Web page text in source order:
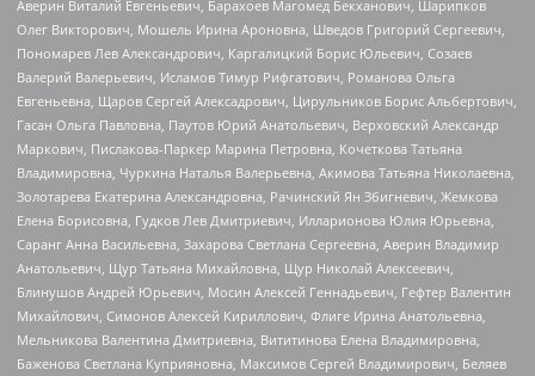
Аверин Виталий Евгеньевич, Барахоев Магомед Бекханович, Шарипков
Олег Викторович, Мошель Ирина Ароновна, Шведов Григорий Сергеевич,
Пономарев Лев Александрович, Каргалицкий Борис Юльевич, Созаев
Валерий Валерьевич, Исламов Тимур Рифгатович, Романова Ольга
Евгеньевна, Щаров Сергей Алексадрович, Цирульников Борис Альбертович,
Гасан Ольга Павловна, Паутов Юрий Анатольевич, Верховский Александр
Маркович, Пислакова-Паркер Марина Петровна, Кочеткова Татьяна
Владимировна, Чуркина Наталья Валерьевна, Акимова Татьяна Николаевна,
Золотарева Екатерина Александровна, Рачинский Ян Збигневич, Жемкова
Елена Борисовна, Гудков Лев Дмитриевич, Илларионова Юлия Юрьевна,
Саранг Анна Васильевна, Захарова Светлана Сергеевна, Аверин Владимир
Анатольевич, Щур Татьяна Михайловна, Щур Николай Алексеевич,
Блинушов Андрей Юрьевич, Мосин Алексей Геннадьевич, Гефтер Валентин
Михайлович, Симонов Алексей Кириллович, Флиге Ирина Анатольевна,
Мельникова Валентина Дмитриевна, Вититинова Елена Владимировна,
Баженова Светлана Куприяновна, Максимов Сергей Владимирович, Беляев